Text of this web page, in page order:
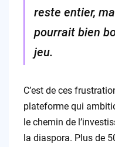
reste entier,
pourrait bien
jeu.
C’est de ces
plateforme qui
le chemin de
la diaspora. Plus de